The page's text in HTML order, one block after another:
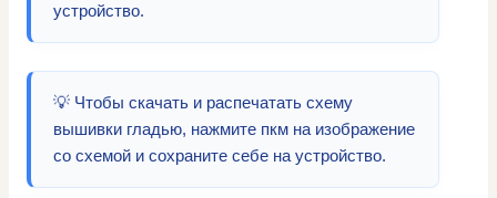
устройство.
💡 Чтобы скачать и распечатать схему
вышивки гладью, нажмите пкм на изображение
со схемой и сохраните себе на устройство.